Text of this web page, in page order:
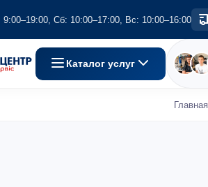
9:00–19:00, Сб: 10:00–17:00, Вс: 10:00–16:00
Каталог услуг
Главная